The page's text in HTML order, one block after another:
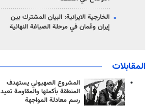
الخارجية الايرانية: البيان المشترك بين
إيران وعُمان في مرحلة الصياغة النهائية
المقابلات
المشروع الصهيوني يستهدف
المنطقة بأكملها والمقاومة تعيد
رسم معادلة المواجهة